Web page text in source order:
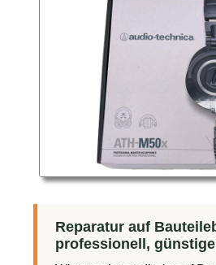
Reparatur auf
professionell,